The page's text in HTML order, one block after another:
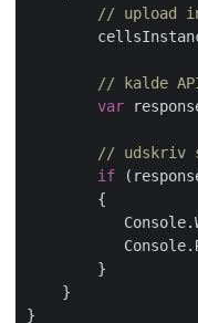
// upload
// kalde
var
// udskriv
if
        {
        }
    }